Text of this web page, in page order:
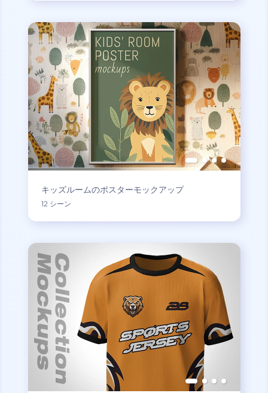
キッズルームのポスターモックアップ
12 シーン